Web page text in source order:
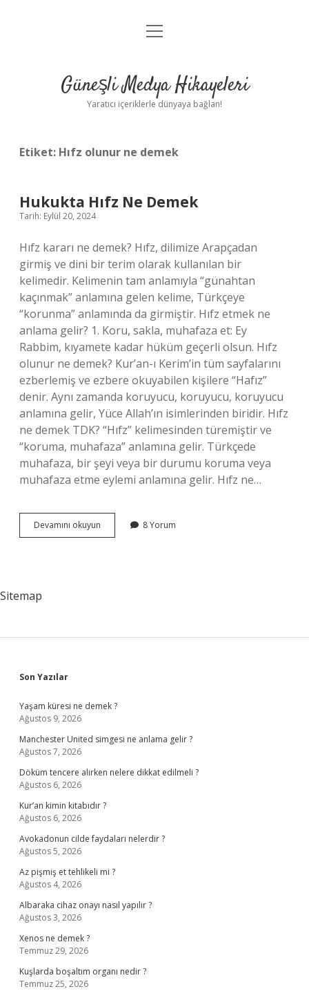
Anasayfa
Yasal Uyarı
menüyü
Güneşli Medya Hikayeleri
Yaratıcı içeriklerle dünyaya bağlan!
Etiket: Hıfz olunur ne demek
Hukukta Hıfz Ne Demek
Tarih: Eylül 20, 2024
Hıfz kararı ne demek? Hıfz, dilimize Arapçadan
girmiş ve dini bir terim olarak kullanılan bir
kelimedir. Kelimenin tam anlamıyla “günahtan
kaçınmak” anlamına gelen kelime, Türkçeye
“korunma” anlamında da girmiştir. Hıfz etmek ne
anlama gelir? 1. Koru, sakla, muhafaza et: Ey
Rabbim, kıyamete kadar hüküm geçerli olsun. Hıfz
olunur ne demek? Kur’an-ı Kerim’in tüm sayfalarını
ezberlemiş ve ezbere okuyabilen kişilere “Hafız”
denir. Aynı zamanda koruyucu, koruyucu, koruyucu
anlamına gelir, Yüce Allah’ın isimlerinden biridir. Hıfz
ne demek TDK? “Hıfz” kelimesinden türemiştir ve
“koruma, muhafaza” anlamına gelir. Türkçede
muhafaza, bir şeyi veya bir durumu koruma veya
muhafaza etme eylemi anlamına gelir. Hıfz ne…
Devamını okuyun Hukukta
Hıfz
8 Yorum
Sitemap
Sidebar
Son Yazılar
Yaşam küresi ne demek ?
Ağustos 9, 2026
Manchester United simgesi ne anlama gelir ?
Ağustos 7, 2026
Döküm tencere alırken nelere dikkat edilmeli ?
Ağustos 6, 2026
Kur’an kimin kitabıdır ?
Ağustos 6, 2026
Avokadonun cilde faydaları nelerdir ?
Ağustos 5, 2026
Az pişmiş et tehlikeli mi ?
Ağustos 4, 2026
Albaraka cihaz onayı nasıl yapılır ?
Ağustos 3, 2026
Xenos ne demek ?
Temmuz 29, 2026
Kuşlarda boşaltım organı nedir ?
Temmuz 25, 2026